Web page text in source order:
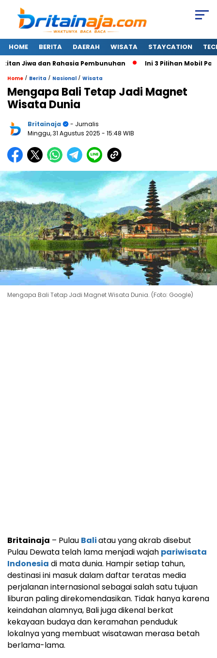
HOME BERITA DAERAH WISATA STAYCATION
Jiwa dan Rahasia Pembunuhan Ini 3 Pilihan Mobil Paling
Home / Berita / Nasional / Wisata
Mengapa Bali Tetap Jadi Magnet
Wisata Dunia
Britainaja
- Jurnalis
Minggu, 31 Agustus 2025 - 15:48 WIB
Mengapa Bali Tetap Jadi Magnet Wisata Dunia. (Foto: Google)
Britainaja – Pulau Baliatau yang akrab disebut
Pulau Dewata telah lama menjadi wajah pariwisata
Indonesia di mata dunia. Hampir setiap tahun,
destinasi ini masuk dalam daftar teratas media
perjalanan internasional sebagai salah satu tujuan
liburan paling direkomendasikan. Tidak hanya karena
keindahan alamnya, Bali juga dikenal berkat
kekayaan budaya dan keramahan penduduk
lokalnya yang membuat wisatawan merasa betah
berlama-lama.